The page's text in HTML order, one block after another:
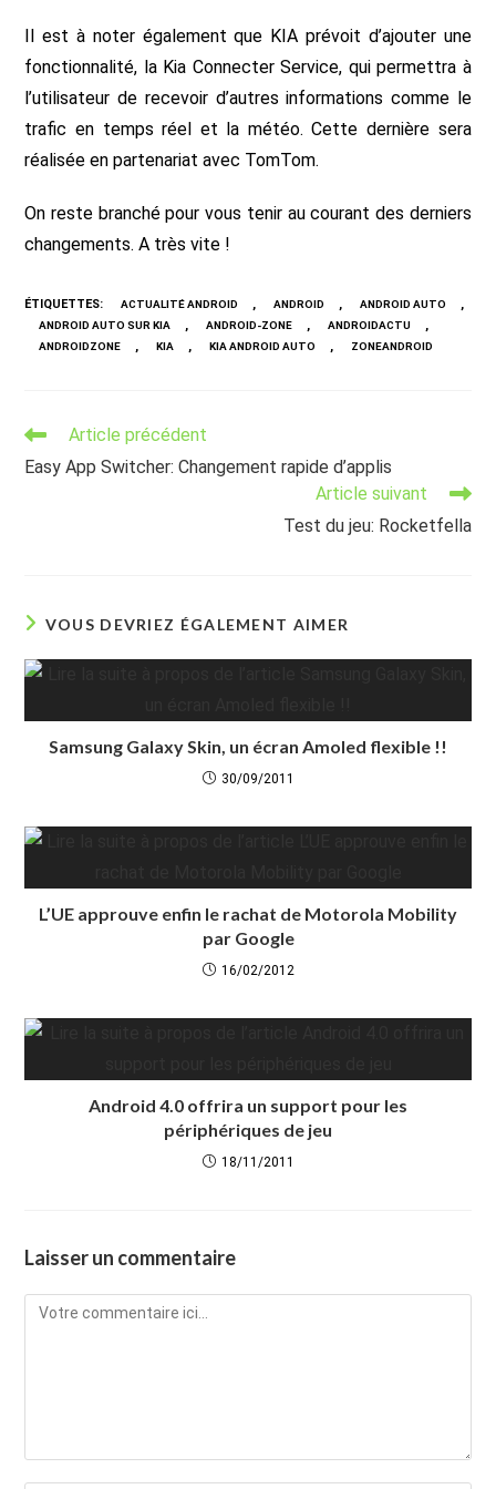
Il est à noter également que KIA prévoit d’ajouter une
fonctionnalité, la Kia Connecter Service, qui permettra à
l’utilisateur de recevoir d’autres informations comme le
trafic en temps réel et la météo. Cette dernière sera
réalisée en partenariat avec TomTom.
On reste branché pour vous tenir au courant des derniers
changements. A très vite !
ÉTIQUETTES: ACTUALITÉ ANDROID , ANDROID , ANDROID AUTO ,
ANDROID AUTO SUR KIA , ANDROID-ZONE , ANDROIDACTU ,
ANDROIDZONE , KIA , KIA ANDROID AUTO , ZONEANDROID
Read
articles
Article précédent
Easy App Switcher: Changement rapide d’applis
Article suivant
Test du jeu: Rocketfella
VOUS DEVRIEZ ÉGALEMENT AIMER
Samsung Galaxy Skin, un écran Amoled flexible !!
30/09/2011
L’UE approuve enfin le rachat de Motorola Mobility
par Google
16/02/2012
Android 4.0 offrira un support pour les
périphériques de jeu
18/11/2011
Laisser un commentaire
Comment